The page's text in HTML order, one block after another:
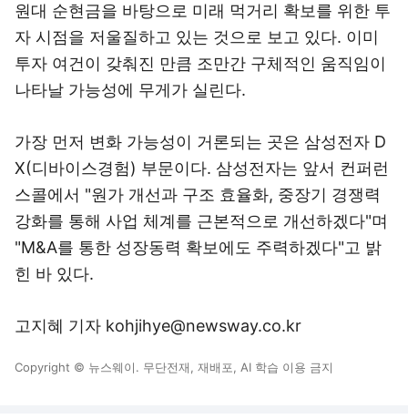
원대 순현금을 바탕으로 미래 먹거리 확보를 위한 투
자 시점을 저울질하고 있는 것으로 보고 있다. 이미
투자 여건이 갖춰진 만큼 조만간 구체적인 움직임이
나타날 가능성에 무게가 실린다.
가장 먼저 변화 가능성이 거론되는 곳은 삼성전자 D
X(디바이스경험) 부문이다. 삼성전자는 앞서 컨퍼런
스콜에서 "원가 개선과 구조 효율화, 중장기 경쟁력
강화를 통해 사업 체계를 근본적으로 개선하겠다"며
"M&A를 통한 성장동력 확보에도 주력하겠다"고 밝
힌 바 있다.
고지혜 기자 kohjihye@newsway.co.kr
Copyright © 뉴스웨이. 무단전재, 재배포, AI 학습 이용 금지